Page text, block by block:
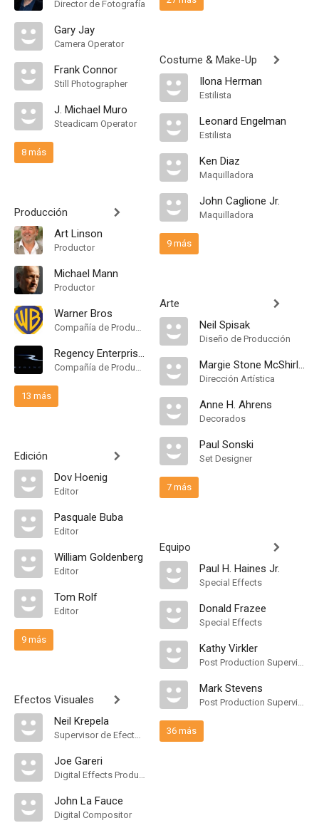
Director de Fotografía
Gary Jay
Camera Operator
Frank Connor
Still Photographer
J. Michael Muro
Steadicam Operator
8 más
Producción
Art Linson
Productor
Michael Mann
Productor
Warner Bros
Compañía de Produccion
Regency Enterprises
Compañía de Produccion
13 más
Edición
Dov Hoenig
Editor
Pasquale Buba
Editor
William Goldenberg
Editor
Tom Rolf
Editor
9 más
Efectos Visuales
Neil Krepela
Supervisor de Efectos Visuales
Joe Gareri
Digital Effects Producer
John La Fauce
Digital Compositor
Costume & Make-Up
Ilona Herman
Estilista
Leonard Engelman
Estilista
Ken Diaz
Maquilladora
John Caglione Jr.
Maquilladora
9 más
Arte
Neil Spisak
Diseño de Producción
Margie Stone McShirley
Dirección Artística
Anne H. Ahrens
Decorados
Paul Sonski
Set Designer
7 más
Equipo
Paul H. Haines Jr.
Special Effects
Donald Frazee
Special Effects
Kathy Virkler
Post Production Supervisor
Mark Stevens
Post Production Supervisor
36 más